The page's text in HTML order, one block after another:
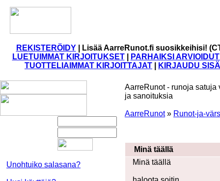
REKISTERÖIDY|
Lisää AarreRunot.fi suosikkeihisi!
LUETUIMMAT KIRJOITUKSET|
PARHAIKSI
TUOTTELIAIMMAT KIRJOITTAJAT
KIRJAUDU
Unohtuiko salasana?
AarreRunot - runoja
ja sanoituksia
AarreRunot» Runot-ja-
Minä täällä
Minä täällä